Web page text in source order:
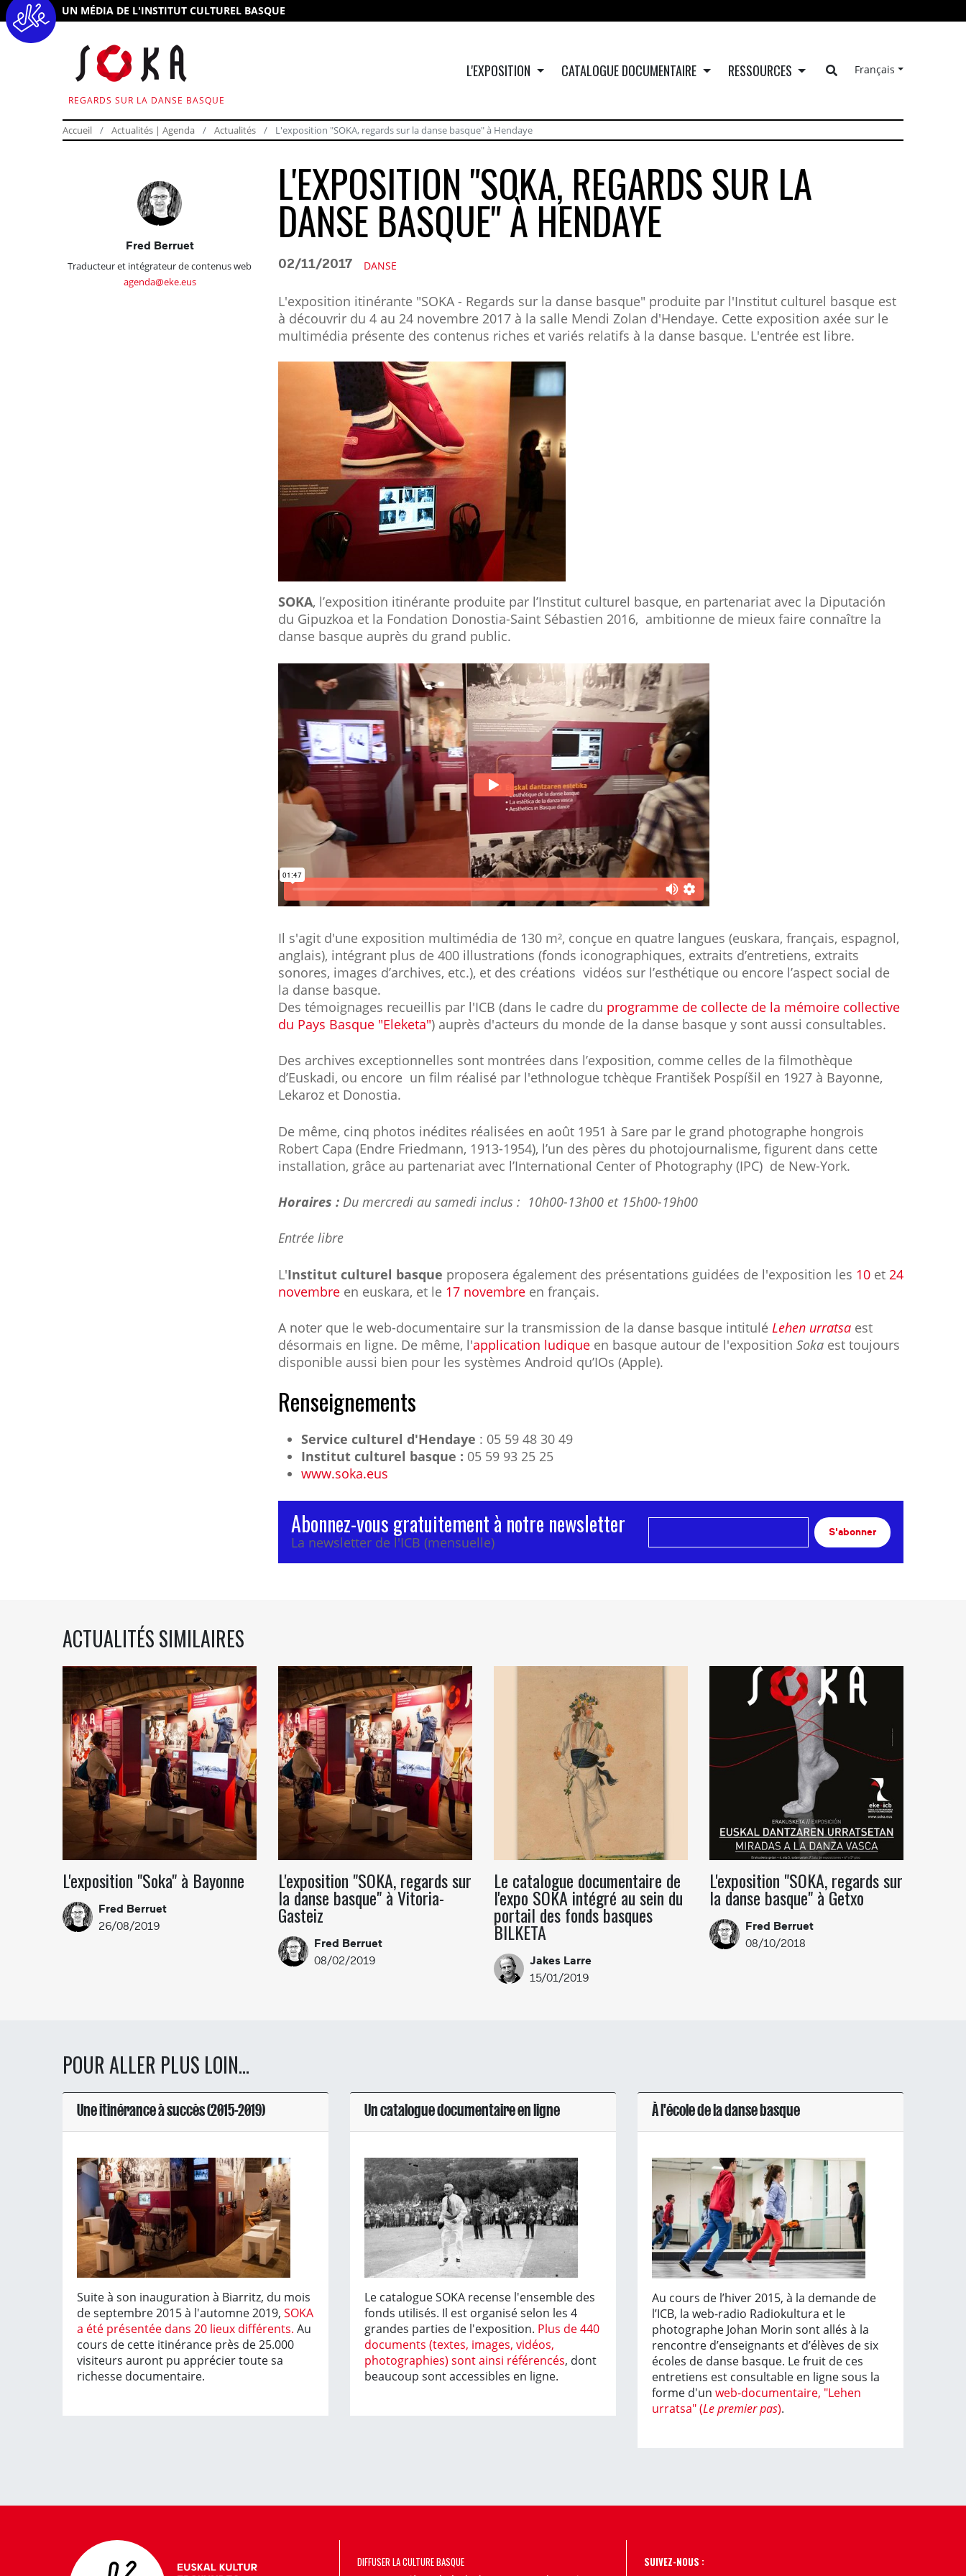
UN MÉDIA DE L'INSTITUT CULTUREL BASQUE
REGARDS SUR LA DANSE BASQUE
L'EXPOSITION CATALOGUE DOCUMENTAIRE RESSOURCES Français
Accueil Actualités | Agenda Actualités L'exposition "SOKA, regards sur la danse basque" à Hendaye
Fred Berruet
Traducteur et intégrateur de contenus web
agenda@eke.eus
L'EXPOSITION "SOKA, REGARDS SUR LA
DANSE BASQUE" À HENDAYE
02/11/2017 DANSE
L'exposition itinérante "SOKA - Regards sur la danse basque" produite par l'Institut culturel basque est
à découvrir du 4 au 24 novembre 2017 à la salle Mendi Zolan d'Hendaye. Cette exposition axée sur le
multimédia présente des contenus riches et variés relatifs à la danse basque. L'entrée est libre.
SOKA, l’exposition itinérante produite par l’Institut culturel basque, en partenariat avec la Diputación
du Gipuzkoa et la Fondation Donostia-Saint Sébastien 2016, ambitionne de mieux faire connaître la
danse basque auprès du grand public.
Il s'agit d'une exposition multimédia de 130 m², conçue en quatre langues (euskara, français, espagnol,
anglais), intégrant plus de 400 illustrations (fonds iconographiques, extraits d’entretiens, extraits
sonores, images d’archives, etc.), et des créations vidéos sur l’esthétique ou encore l’aspect social de
la danse basque.
Des témoignages recueillis par l'ICB (dans le cadre du programme de collecte de la mémoire collective
du Pays Basque "Eleketa") auprès d'acteurs du monde de la danse basque y sont aussi consultables.
Des archives exceptionnelles sont montrées dans l’exposition, comme celles de la filmothèque
d’Euskadi, ou encore un film réalisé par l'ethnologue tchèque František Pospíšil en 1927 à Bayonne,
Lekaroz et Donostia.
De même, cinq photos inédites réalisées en août 1951 à Sare par le grand photographe hongrois
Robert Capa (Endre Friedmann, 1913-1954), l’un des pères du photojournalisme, figurent dans cette
installation, grâce au partenariat avec l’International Center of Photography (IPC) de New-York.
Horaires : Du mercredi au samedi inclus : 10h00-13h00 et 15h00-19h00
Entrée libre
L'Institut culturel basque proposera également des présentations guidées de l'exposition les 10 et 24
novembre en euskara, et le 17 novembre en français.
A noter que le web-documentaire sur la transmission de la danse basque intitulé Lehen urratsa est
désormais en ligne. De même, l'application ludique en basque autour de l'exposition Soka est toujours
disponible aussi bien pour les systèmes Android qu’IOs (Apple).
Renseignements
Service culturel d'Hendaye : 05 59 48 30 49
Institut culturel basque : 05 59 93 25 25
www.soka.eus
Abonnez-vous gratuitement à notre newsletter
La newsletter de l'ICB (mensuelle)
S'abonner
ACTUALITÉS SIMILAIRES
L'exposition "Soka" à Bayonne
Fred Berruet
26/08/2019
L'exposition "SOKA, regards sur
la danse basque" à Vitoria-
Gasteiz
Fred Berruet
08/02/2019
Le catalogue documentaire de
l'expo SOKA intégré au sein du
portail des fonds basques
BILKETA
Jakes Larre
15/01/2019
L'exposition "SOKA, regards sur
la danse basque" à Getxo
Fred Berruet
08/10/2018
POUR ALLER PLUS LOIN...
Une itinérance à succès (2015-2019)
Suite à son inauguration à Biarritz, du mois
de septembre 2015 à l'automne 2019, SOKA
a été présentée dans 20 lieux différents. Au
cours de cette itinérance près de 25.000
visiteurs auront pu apprécier toute sa
richesse documentaire.
Un catalogue documentaire en ligne
Le catalogue SOKA recense l'ensemble des
fonds utilisés. Il est organisé selon les 4
grandes parties de l'exposition. Plus de 440
documents (textes, images, vidéos,
photographies) sont ainsi référencés, dont
beaucoup sont accessibles en ligne.
À l'école de la danse basque
Au cours de l’hiver 2015, à la demande de
l’ICB, la web-radio Radiokultura et le
photographe Johan Morin sont allés à la
rencontre d’enseignants et d’élèves de six
écoles de danse basque. Le fruit de ces
entretiens est consultable en ligne sous la
forme d'un web-documentaire, "Lehen
urratsa" (Le premier pas).
DIFFUSER LA CULTURE BASQUE SUIVEZ-NOUS :